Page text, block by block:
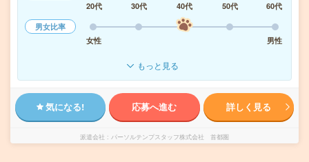
20代
30代 40代 50代
60代
男女比率
女性
男性
もっと見る
気になる! 応募へ進む 詳しく見る
派遣会社 パーソルテンプスタッフ株式会社 首都圏